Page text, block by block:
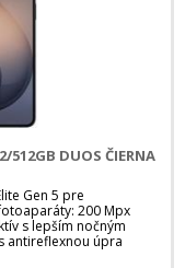
512GB DUOS ČIERNA
Gen 5 pre
200 Mpx
s lepším nočným
antireflexnou úpra